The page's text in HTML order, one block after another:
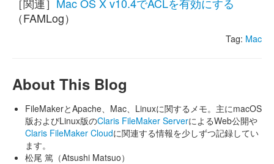
（FAMLog）
Tag: Mac
About This Blog
FileMakerとApache、Mac、Linuxに関するメモ。主にmacOS
版およびLinux版のClaris FileMaker ServerによるWeb公開や
Claris FileMaker Cloudに関連する情報を少しずつ記録してい
ます。
松尾 篤（Atsushi Matsuo）